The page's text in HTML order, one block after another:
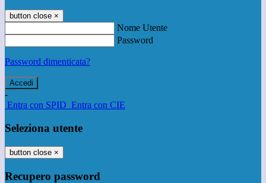
button close ×
Nome Utente
Password
Password dimenticata?
-
Entra con SPID Entra con CIE
Seleziona utente
button close ×
Recupero password